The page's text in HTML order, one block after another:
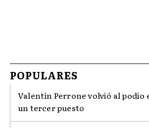
POPULARES
Valentín Perrone volvió al podio
un tercer puesto